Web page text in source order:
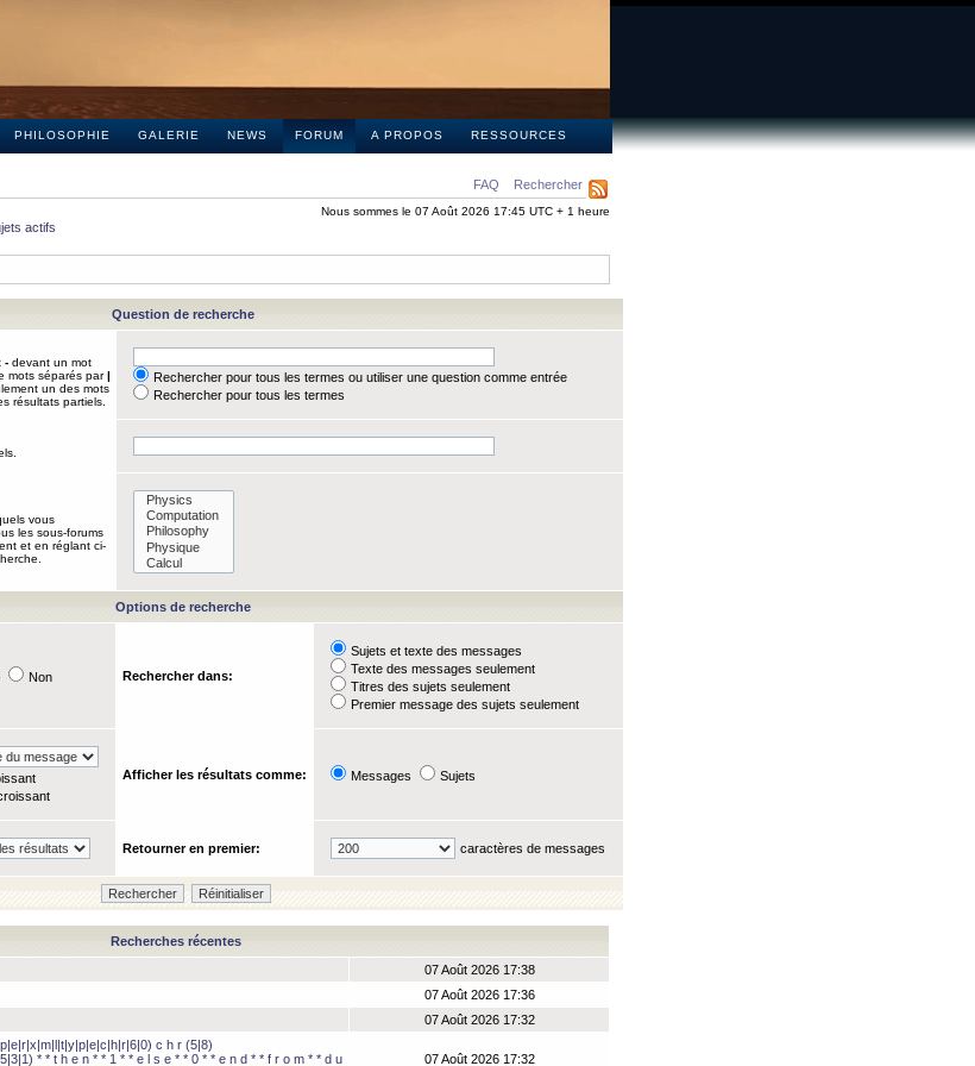
PHILOSOPHIE GALERIE NEWS FORUM A PROPOS RESSOURCES
FAQ Rechercher
Nous sommes le 07 Août 2026 17:45 UTC + 1 heure
actifs
Question de recherche
- devant un mot
mots séparés par|
un des mots
résultats partiels.
Rechercher pour tous les termes ou utiliser une question comme entrée
Rechercher pour tous les termes
vous
les sous-forums
et en réglant ci-
Options de recherche
Non Rechercher dans:
Sujets et texte des messages
Texte des messages seulement
Titres des sujets seulement
Premier message des sujets seulement
Afficher les résultats comme: Messages Sujets
Retourner en premier: caractères de messages
Recherches récentes
07 Août 2026 17:38
07 Août 2026 17:36
07 Août 2026 17:32
c h r (5|8)
* * t h e n * * 1 * * e l s e * * 0 * * e n d * * f r o m * * d u
07 Août 2026 17:32